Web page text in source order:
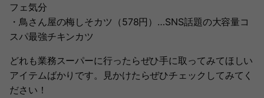
フェ気分
・鳥さん屋の梅しそカツ（578円）…SNS話題の大容量コ
スパ最強チキンカツ
どれも業務スーパーに行ったらぜひ手に取ってみてほしい
アイテムばかりです。見かけたらぜひチェックしてみてく
ださい！